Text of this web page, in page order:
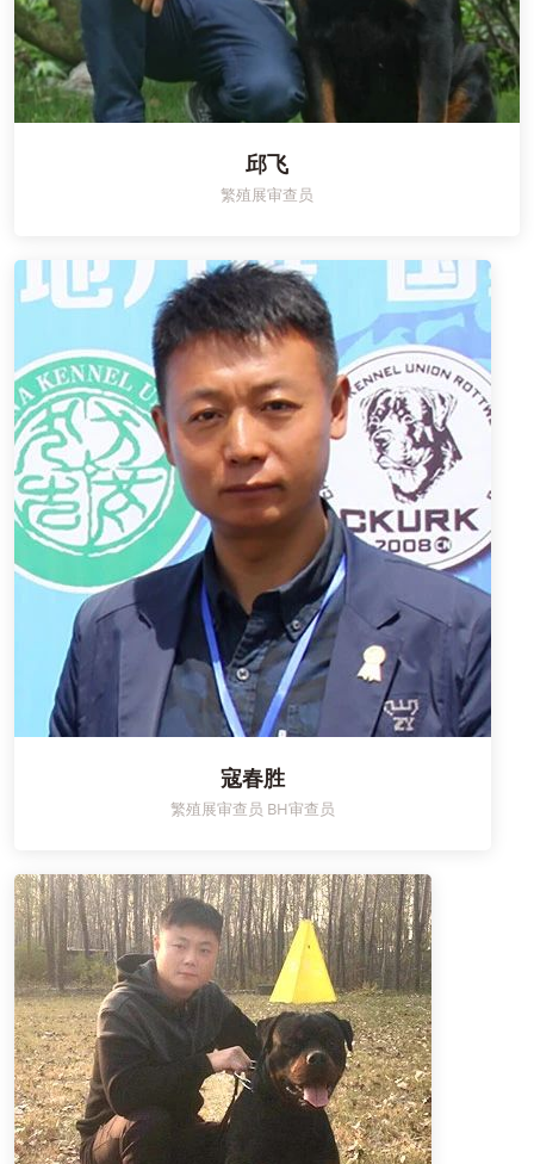
邱飞
繁殖展审查员
寇春胜
繁殖展审查员 BH审查员